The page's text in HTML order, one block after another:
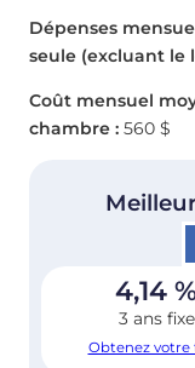
Dépenses
seule (excluant le
Coût mensuel
chambre : 560 $
4,14
3 ans fixe
Obtenez votre